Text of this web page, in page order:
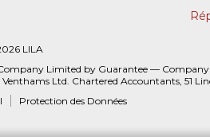
LILA
Limited by Guarantee — Company
Venthams Ltd. Chartered Accountants, 51
Protection des Données